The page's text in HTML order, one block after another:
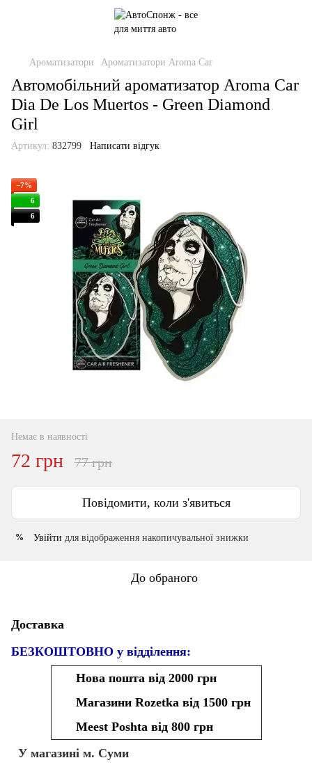
Ароматизатори Ароматизатори Aroma Car
Автомобільний ароматизатор Aroma Car
Dia De Los Muertos - Green Diamond
Girl
Артикул: 832799 Написати відгук
−7%
6
6
Немає в наявності
72 грн 77 грн
Повідомити, коли з'явиться
% Увійти для відображення накопичувальної знижки
До обраного
Доставка
БЕЗКОШТОВНО у відділення:
Нова пошта від 2000 грн
Магазини Rozetka від 1500 грн
Meest Poshta від 800 грн
У магазині м. Суми